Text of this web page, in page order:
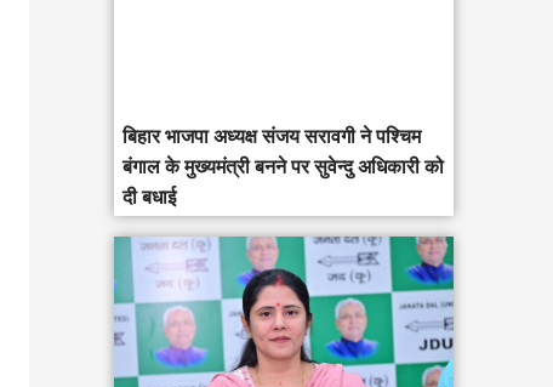
‎बिहार भाजपा अध्यक्ष संजय सरावगी ने पश्चिम
बंगाल के मुख्यमंत्री बनने पर सुवेन्दु अधिकारी को
दी बधाई